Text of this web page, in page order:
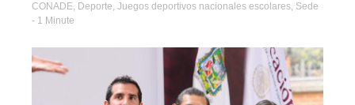
CONADE, Deporte, Juegos deportivos nacionales escolares, Sede
- 1 Minute